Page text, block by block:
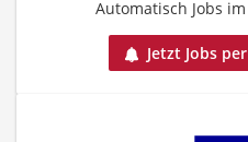
Automatisch Jobs
Jetzt Jobs